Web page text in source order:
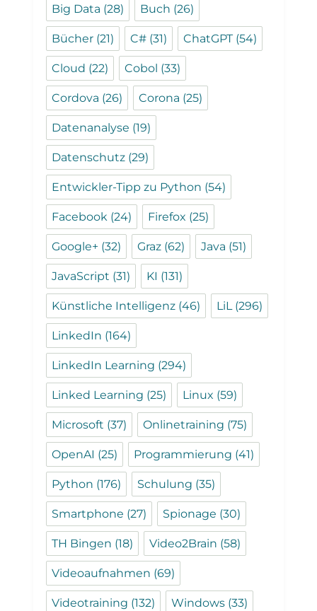
Big Data (28) Buch (26)
Bücher (21) C# (31) ChatGPT(54)
Cloud (22) Cobol (33)
Cordova (26) Corona (25)
Datenanalyse (19)
Datenschutz (29)
Entwickler-Tipp zu Python (54)
Facebook (24) Firefox (25)
Google+ (32) Graz (62) Java (51)
JavaScript (31) KI (131)
Künstliche Intelligenz (46) LiL(296)
LinkedIn (164)
LinkedIn Learning (294)
Linked Learning (25) Linux (59)
Microsoft (37) Onlinetraining (75)
OpenAI (25) Programmierung (41)
Python (176) Schulung (35)
Smartphone (27) Spionage (30)
TH Bingen (18) Video2Brain (58)
Videoaufnahmen (69)
Videotraining (132) Windows (33)